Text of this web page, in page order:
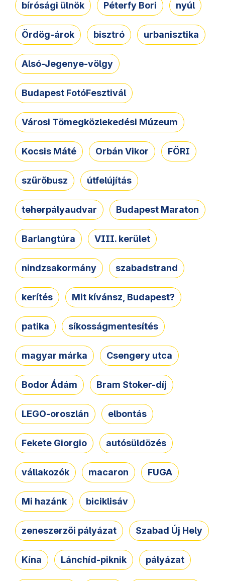
bírósági ülnök Péterfy Bori nyúl
Ördög-árok bisztró urbanisztika
Alsó-Jegenye-völgy
Budapest FotóFesztivál
Városi Tömegközlekedési Múzeum
Kocsis Máté Orbán Vikor FÖRI
szűrőbusz útfelújítás
teherpályaudvar Budapest Maraton
Barlangtúra VIII. kerület
nindzsakormány szabadstrand
kerítés Mit kívánsz, Budapest?
patika síkosságmentesítés
magyar márka Csengery utca
Bodor Ádám Bram Stoker-díj
LEGO-oroszlán elbontás
Fekete Giorgio autósüldözés
vállakozók macaron FUGA
Mi hazánk biciklisáv
zeneszerzői pályázat Szabad Új Hely
Kína Lánchíd-piknik pályázat